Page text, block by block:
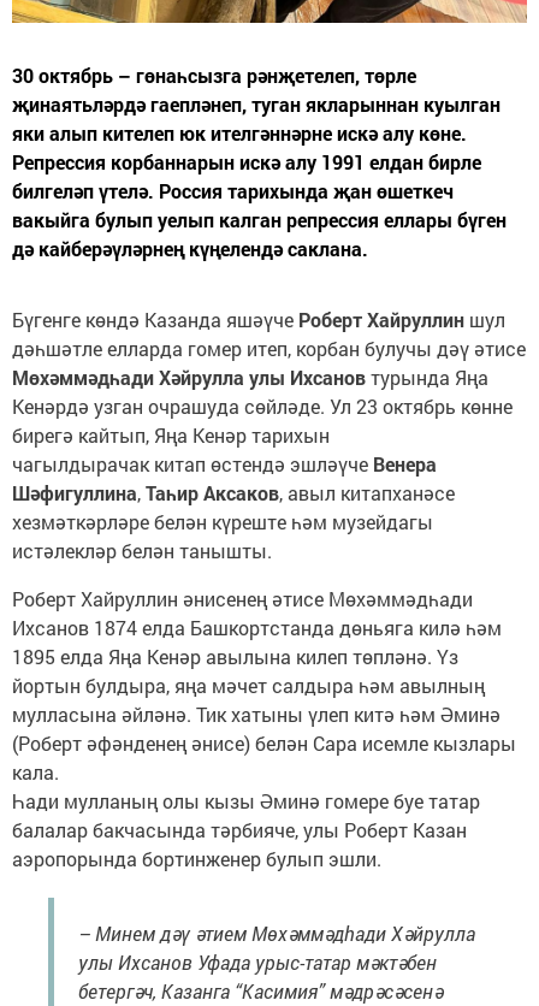
30 октябрь – гөнаһсызга рәнҗетелеп, төрле
җинаятьләрдә гаепләнеп, туган якларыннан куылган
яки алып кителеп юк ителгәннәрне искә алу көне.
Репрессия корбаннарын искә алу 1991 елдан бирле
билгеләп үтелә. Россия тарихында җан өшеткеч
вакыйга булып уелып калган репрессия еллары бүген
дә кайберәүләрнең күңелендә саклана.
Бүгенге көндә Казанда яшәүче Роберт Хайруллин шул
дәһшәтле елларда гомер итеп, корбан булучы дәү әтисе
Мөхәммәдһади Хәйрулла улы Ихсановтурында Яңа
Кенәрдә узган очрашуда сөйләде. Ул 23 октябрь көнне
бирегә кайтып, Яңа Кенәр тарихын
чагылдырачак китап өстендә эшләүче Венера
Шәфигуллина,Таһир Аксаков, авыл китапханәсе
хезмәткәрләре белән күреште һәм музейдагы
истәлекләр белән танышты.
Роберт Хайруллин әнисенең әтисе Мөхәммәдһади
Ихсанов 1874 елда Башкортстанда дөньяга килә һәм
1895 елда Яңа Кенәр авылына килеп төпләнә. Үз
йортын булдыра, яңа мәчет салдыра һәм авылның
мулласына әйләнә. Тик хатыны үлеп китә һәм Әминә
(Роберт әфәнденең әнисе) белән Сара исемле кызлары
кала.
Һади мулланың олы кызы Әминә гомере буе татар
балалар бакчасында тәрбияче, улы Роберт Казан
аэропорында бортинженер булып эшли.
– Минем дәү әтием Мөхәммәдһади Хәйрулла
улы Ихсанов Уфада урыс-татар мәктәбен
бетергәч, Казанга “Касимия” мәдрәсәсенә